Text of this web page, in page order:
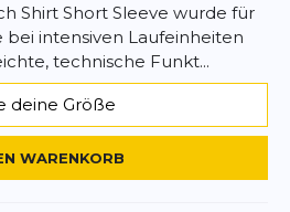
für volle
und intensive Trainings
Short Sleeve bietet
hohen Komfort und
HINZUFÜGEN
Shirt Short Sleeve wurde für
intensiven Laufeinheiten
technische Funkt...
deine Größe
WARENKORB